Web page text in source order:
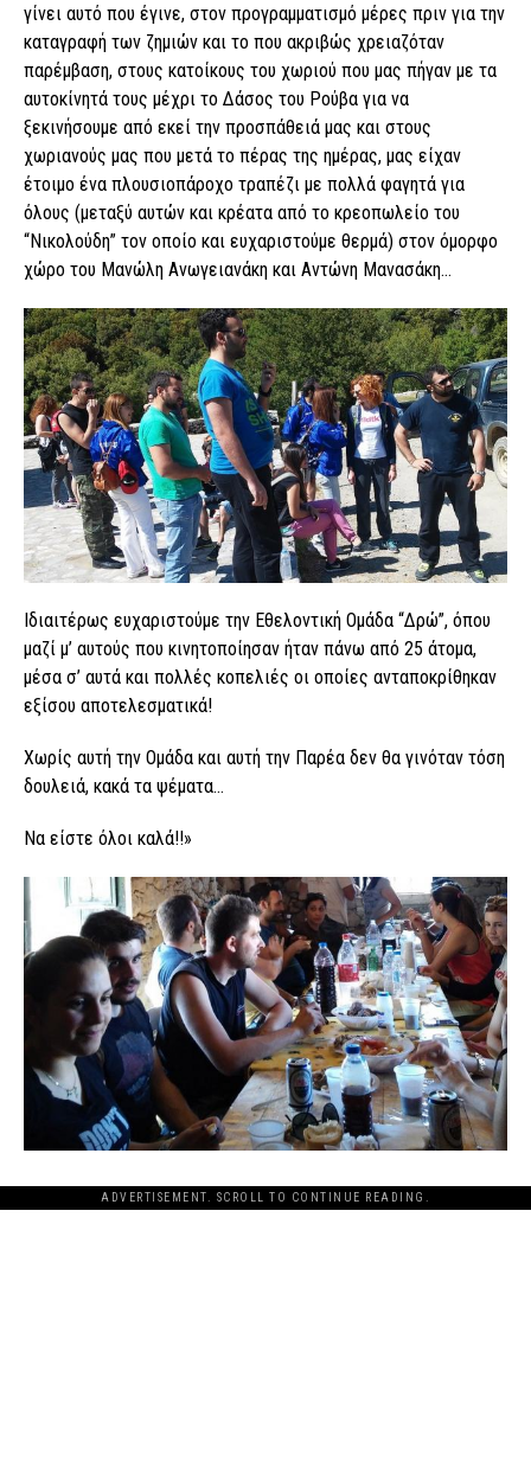
γίνει αυτό που έγινε, στον προγραμματισμό μέρες πριν για την
καταγραφή των ζημιών και το που ακριβώς χρειαζόταν
παρέμβαση, στους κατοίκους του χωριού που μας πήγαν με τα
αυτοκίνητά τους μέχρι το Δάσος του Ρούβα για να
ξεκινήσουμε από εκεί την προσπάθειά μας και στους
χωριανούς μας που μετά το πέρας της ημέρας, μας είχαν
έτοιμο ένα πλουσιοπάροχο τραπέζι με πολλά φαγητά για
όλους (μεταξύ αυτών και κρέατα από το κρεοπωλείο του
“Νικολούδη” τον οποίο και ευχαριστούμε θερμά) στον όμορφο
χώρο του Μανώλη Ανωγειανάκη και Αντώνη Μανασάκη…
Ιδιαιτέρως ευχαριστούμε την Εθελοντική Ομάδα “Δρώ”, όπου
μαζί μ’ αυτούς που κινητοποίησαν ήταν πάνω από 25 άτομα,
μέσα σ’ αυτά και πολλές κοπελιές οι οποίες ανταποκρίθηκαν
εξίσου αποτελεσματικά!
Χωρίς αυτή την Ομάδα και αυτή την Παρέα δεν θα γινόταν τόση
δουλειά, κακά τα ψέματα…
Να είστε όλοι καλά!!»
ADVERTISEMENT. SCROLL TO CONTINUE READING.